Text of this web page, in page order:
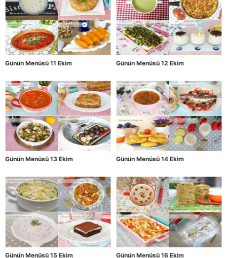
Günün Menüsü 11 Ekim Günün Menüsü 12 Ekim
Günün Menüsü 13 Ekim Günün Menüsü 14 Ekim
Günün Menüsü 15 Ekim Günün Menüsü 16 Ekim